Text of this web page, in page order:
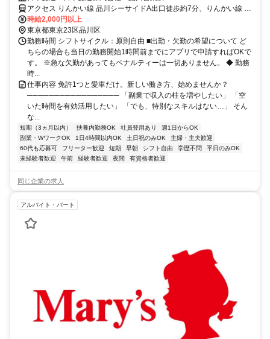
アクセス りんかい線 品川シーサイドA出口徒歩約7分、りんかい線 天
王洲アイル（りんかい線）C出口徒歩約6分、東京モノレール 天王洲
アイル（モノレール）南口徒歩約10分 6月8日より移転します。移転
先住所：〒108-0075 東京都港区港南4丁目7-61
時給2,000円以上
東京都東京23区品川区
勤務時間 シフトサイクル：原則自由 ■出勤・欠勤の希望について ど
ちらの場合も当日の勤務開始1時間前までにアプリで申請すればOKで
す。 ※急な欠勤があってもペナルティーは一切ありません。 ◆ 勤務
時...
仕事内容 免許1つと愛車だけ。新しい働き方、始めませんか？
───────────────── 「副業で収入の柱を増やしたい」 「空
いた時間を有効活用したい」 「でも、特別なスキルはない…」 そん
な...
短期（3ヵ月以内） 扶養内勤務OK 社員登用あり
週1日からOK
副業・WワークOK
1日4時間以内OK 土日祝のみOK
主婦・主夫歓迎
60代も応募可
フリーター歓迎 短期 早朝 シフト自由 学歴不問
平日のみOK
未経験者歓迎
午前 経験者歓迎 夜間 有資格者歓迎
同じ企業の求人
アルバイト・パート